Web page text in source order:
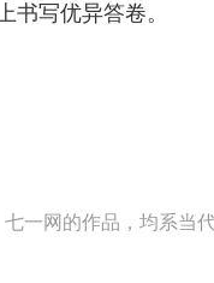
书写优异答卷。
一网的作品，均系当